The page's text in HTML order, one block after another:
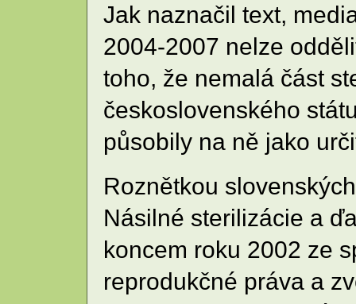
Jak naznačil text,
2004-2007 nelze
toho, že nemalá část
československého
působily na ně jako
Roznětkou
Násilné sterilizácie a
koncem roku 2002 ze
reprodukčné práva a